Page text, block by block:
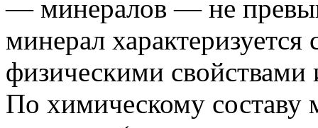
— минералов — не
минерал
физическими
По химическому составу